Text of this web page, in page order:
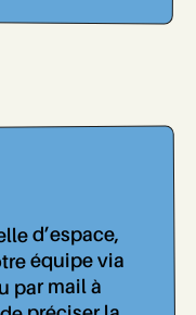
d’espace,
équipe via
par mail à